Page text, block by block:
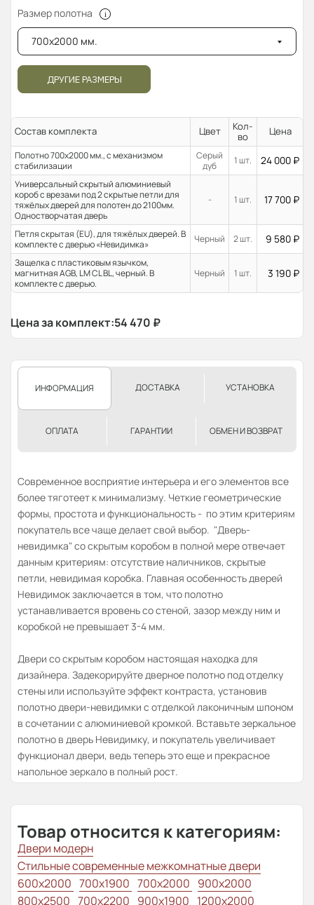
Размер полотна
700x2000 мм.
ДРУГИЕ РАЗМЕРЫ
Состав комплекта Цвет
Кол-
во
Цена
Полотно 700x2000 мм., с механизмом
стабилизации
Серый
дуб
1 шт. 24 000 ₽
Универсальный скрытый алюминиевый
короб с врезами под 2 скрытые петли для
тяжёлых дверей для полотен до 2100мм.
Одностворчатая дверь
- 1 шт. 17 700 ₽
Петля скрытая (EU), для тяжёлых дверей. В
комплекте с дверью «Невидимка»
Черный 2 шт. 9 580 ₽
Защелка с пластиковым язычком,
магнитная AGB, LM CL BL, черный. В
комплекте с дверью.
Черный 1 шт. 3 190 ₽
Цена за комплект:54 470 ₽
ИНФОРМАЦИЯ ДОСТАВКА УСТАНОВКА
ОПЛАТА ГАРАНТИИ ОБМЕН И ВОЗВРАТ
Современное восприятие интерьера и его элементов все
более тяготеет к минимализму. Четкие геометрические
формы, простота и функциональность - по этим критериям
покупатель все чаще делает свой выбор. "Дверь-
невидимка" со скрытым коробом в полной мере отвечает
данным критериям: отсутствие наличников, скрытые
петли, невидимая коробка. Главная особенность дверей
Невидимок заключается в том, что полотно
устанавливается вровень со стеной, зазор между ним и
коробкой не превышает 3-4 мм.
Двери со скрытым коробом настоящая находка для
дизайнера. Задекорируйте дверное полотно под отделку
стены или используйте эффект контраста, установив
полотно двери-невидимки с отделкой лаконичным шпоном
в сочетании с алюминиевой кромкой. Вставьте зеркальное
полотно в дверь Невидимку, и покупатель увеличивает
функционал двери, ведь теперь это еще и прекрасное
напольное зеркало в полный рост.
Товар относится к категориям:
Двери модерн
Стильные современные межкомнатные двери
600x2000 700x1900 700x2000 900x2000
800х2500 700x2200 900x1900 1200x2000